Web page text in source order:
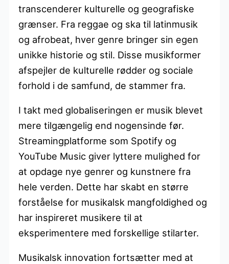
transcenderer kulturelle og geografiske
grænser. Fra reggae og ska til latinmusik
og afrobeat, hver genre bringer sin egen
unikke historie og stil. Disse musikformer
afspejler de kulturelle rødder og sociale
forhold i de samfund, de stammer fra.
I takt med globaliseringen er musik blevet
mere tilgængelig end nogensinde før.
Streamingplatforme som Spotify og
YouTube Music giver lyttere mulighed for
at opdage nye genrer og kunstnere fra
hele verden. Dette har skabt en større
forståelse for musikalsk mangfoldighed og
har inspireret musikere til at
eksperimentere med forskellige stilarter.
Musikalsk innovation fortsætter med at